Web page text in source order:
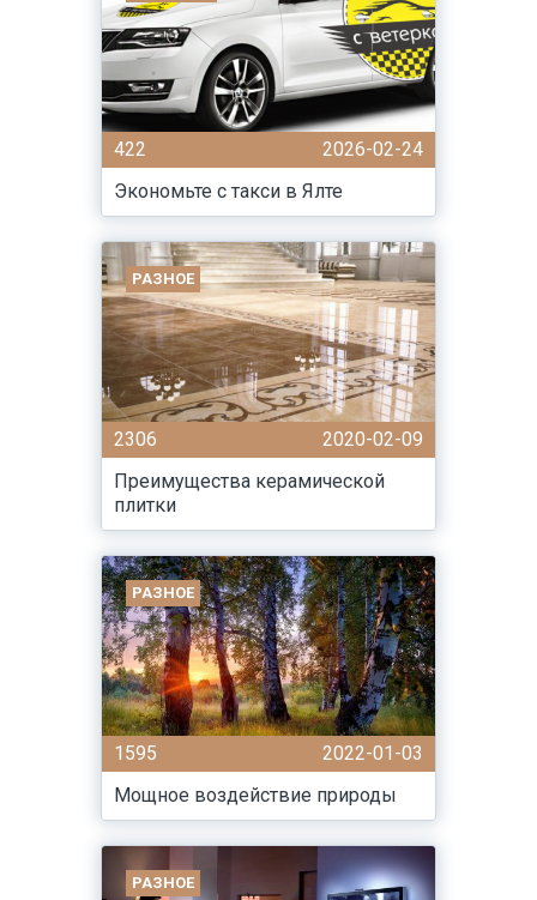
422
2026-02-24
Экономьте с такси в Ялте
РАЗНОЕ
2306
2020-02-09
Преимущества керамической
плитки
РАЗНОЕ
1595
2022-01-03
Мощное воздействие природы
РАЗНОЕ